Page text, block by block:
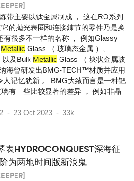
带主要以钛金属制成 ， 这在RO系列
的抛光表圈和连接錬节的零件乃是换
有很多不一样的名称 ， 例如Glassy
Metallic Glass （ 玻璃态金属 ）、
以及Bulk Metallic Glass （ 块状金属玻
海曾研发出BMG-TECH™材质并应用
人记忆犹新 。 BMG大致而言是一种钯
有一些比较显著的差异 ， 例如非晶
- 23 Oct 2023 - 33k
表HYDROCONQUEST深海征
为两地时间版新浪鬼